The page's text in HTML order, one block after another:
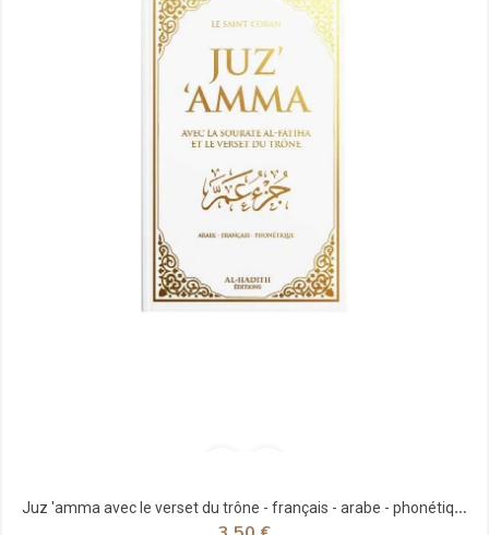
Juz 'amma avec le verset du trône - français - arabe - phonétique - blanc - al-hadith